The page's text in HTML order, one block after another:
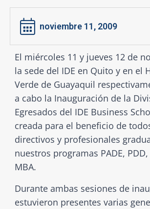
noviembre 11, 2009
El miércoles 11 y jueves 12 de
la sede del IDE en Quito y en el
Verde de Guayaquil
a cabo la Inauguración de la
Egresados del IDE Business
creada para el beneficio de
directivos y profesionales
nuestros programas PADE, PDD,
MBA.
Durante ambas sesiones de
estuvieron presentes varias